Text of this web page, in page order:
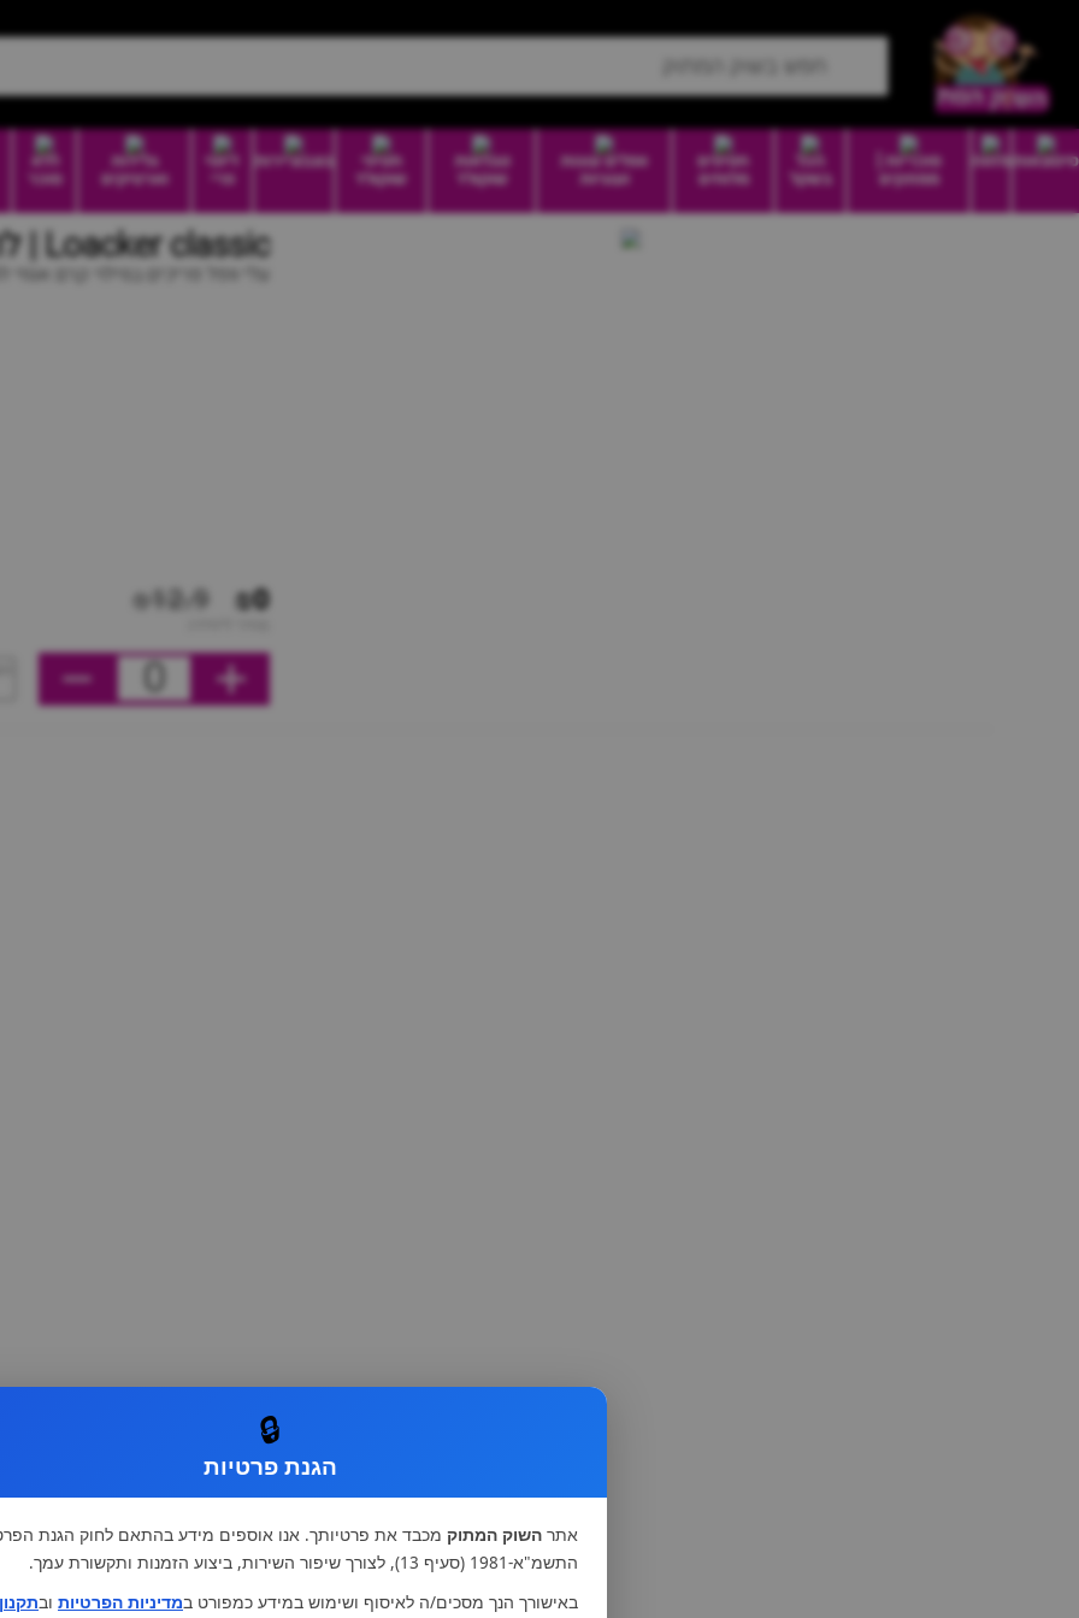
סיטונאותמזווה
סוכריות |
ממתקים
הכל
בשקל
חטיפים
מלוחים
וופלים עוגות
ועוגיות
טבלאות
שוקולד
חטיפי
שוקולד
בונבוניירות
דיוטי
פרי
גלידות
וארטיקים
ללא
סוכר
Loacker classic | לואקר קלאסי אגוזי לוז
עלי וופל פריכים במילוי קרם אגוזי
₪0
₪12.9
0
🔒
הגנת פרטיות
אתר השוק המתוק מכבד את פרטיותך. אנו אוספים מידע בהתאם לחוק הגנת
התשמ"א-1981 (סעיף 13), לצורך שיפור השירות, ביצוע הזמנות ותקשורת עמך.
באישורך הנך מסכים/ה לאיסוף ושימוש במידע כמפורט במדיניות הפרטיות ובתקנון